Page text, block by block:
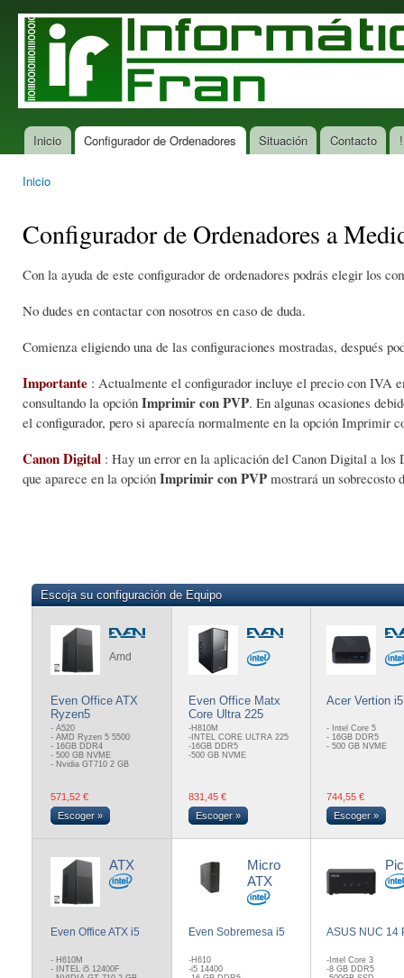
Informática
Fran
Tu tienda
de
informática
en San
Ciprián
Menú principal
Inicio Configurador de Ordenadores Situación Contacto !
Inicio
Configurador de Ordenadores a
Con la ayuda de este configurador de ordenadores podrás elegir los
No dudes en contactar con nosotros en caso de duda.
Comienza eligiendo una de las configuraciones mostradas, después
Importante : Actualmente el configurador incluye el precio con IVA
consultando la opción Imprimir con PVP. En algunas ocasiones
el configurador, pero si aparecía normalmente en la opción Imprimir
Canon Digital : Hay un error en la aplicación del Canon Digital a los
que aparece en la opción Imprimir con PVP mostrará un sobrecosto